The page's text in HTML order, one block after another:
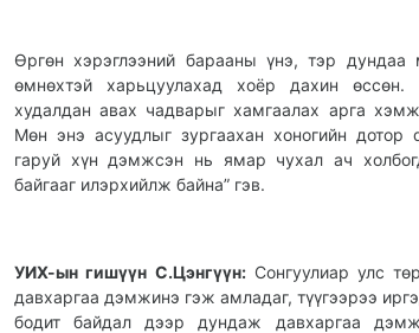
Өргөн хэрэглээний барааны үнэ, тэр
өмнөхтэй харьцуулахад хоёр дахин
худалдан авах чадварыг хамгаалах арга
Мөн энэ асуудлыг зургаахан хоногийн дотор
гаруй хүн дэмжсэн нь ямар чухал ач
байгааг илэрхийлж байна” гэв.
УИХ-ын гишүүн С.Цэнгүүн:Сонгуулиар улс
давхаргаа дэмжинэ гэж амладаг, түүгээрээ
бодит байдал дээр дундаж давхаргаа